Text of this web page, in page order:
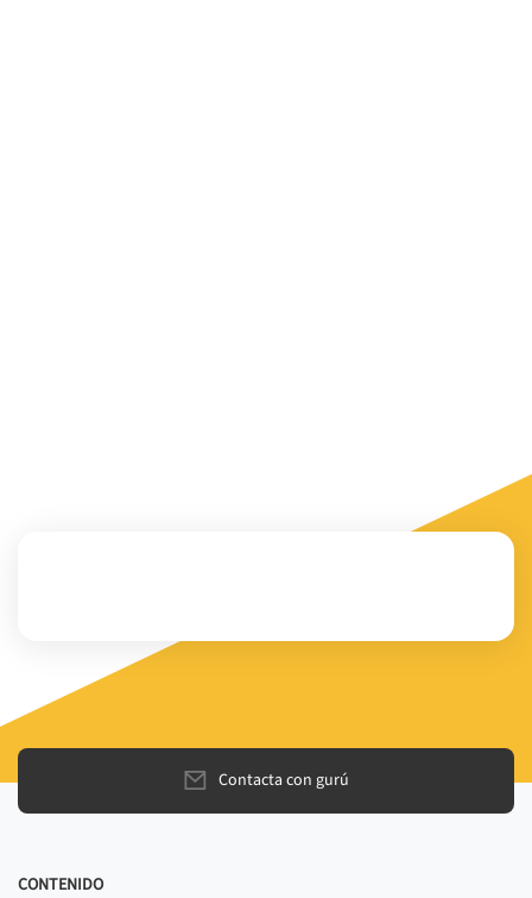
Contacta con gurú
CONTENIDO